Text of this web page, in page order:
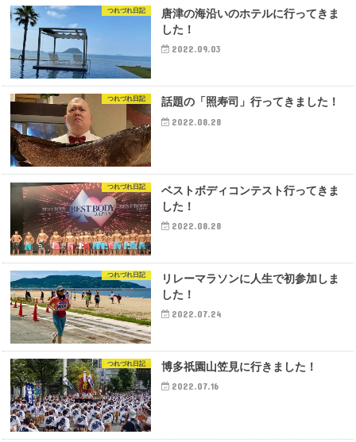
つれづれ日記
唐津の海沿いのホテルに行ってきま
した！
2022.09.03
つれづれ日記 話題の「照寿司」行ってきました！
2022.08.28
つれづれ日記
ベストボディコンテスト行ってきま
した！
2022.08.28
つれづれ日記
リレーマラソンに人生で初参加しま
した！
2022.07.24
つれづれ日記 博多祇園山笠見に行きました！
2022.07.16